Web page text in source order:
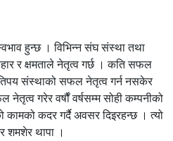
हुन्छ । विभिन्न संघ संस्था तथा
र क्षमताले नेतृत्व गर्छ । कति सफल
संस्थाको सफल नेतृत्व गर्न नसकेर
गरेर वर्षौं वर्षसम्म सोही कम्पनीको
कामको कदर गर्दै अवसर दिइरहन्छ । त्यो
शमशेर थापा ।